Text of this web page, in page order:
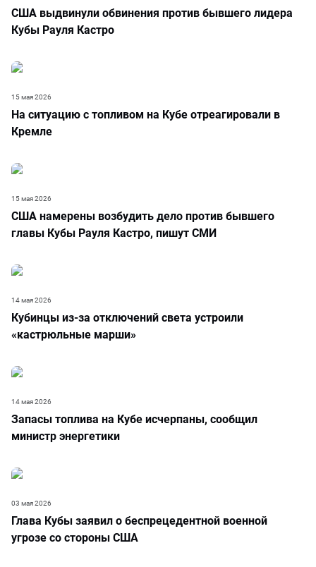
США выдвинули обвинения против бывшего лидера
Кубы Рауля Кастро
На ситуацию с топливом на Кубе отреагировали в
Кремле
15 мая 2026
США намерены возбудить дело против бывшего
главы Кубы Рауля Кастро, пишут СМИ
15 мая 2026
Кубинцы из-за отключений света устроили
«кастрюльные марши»
14 мая 2026
Запасы топлива на Кубе исчерпаны, сообщил
министр энергетики
14 мая 2026
Глава Кубы заявил о беспрецедентной военной
угрозе со стороны США
03 мая 2026